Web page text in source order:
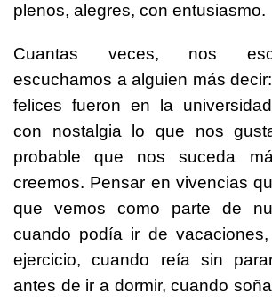
plenos, alegres, con entusiasmo.
Cuantas veces, nos
escuchamos a alguien más
felices fueron en la
con nostalgia lo que nos
probable que nos suceda
creemos. Pensar en vivencias
que vemos como parte de
cuando podía ir de
ejercicio, cuando reía sin
antes de ir a dormir, cuando